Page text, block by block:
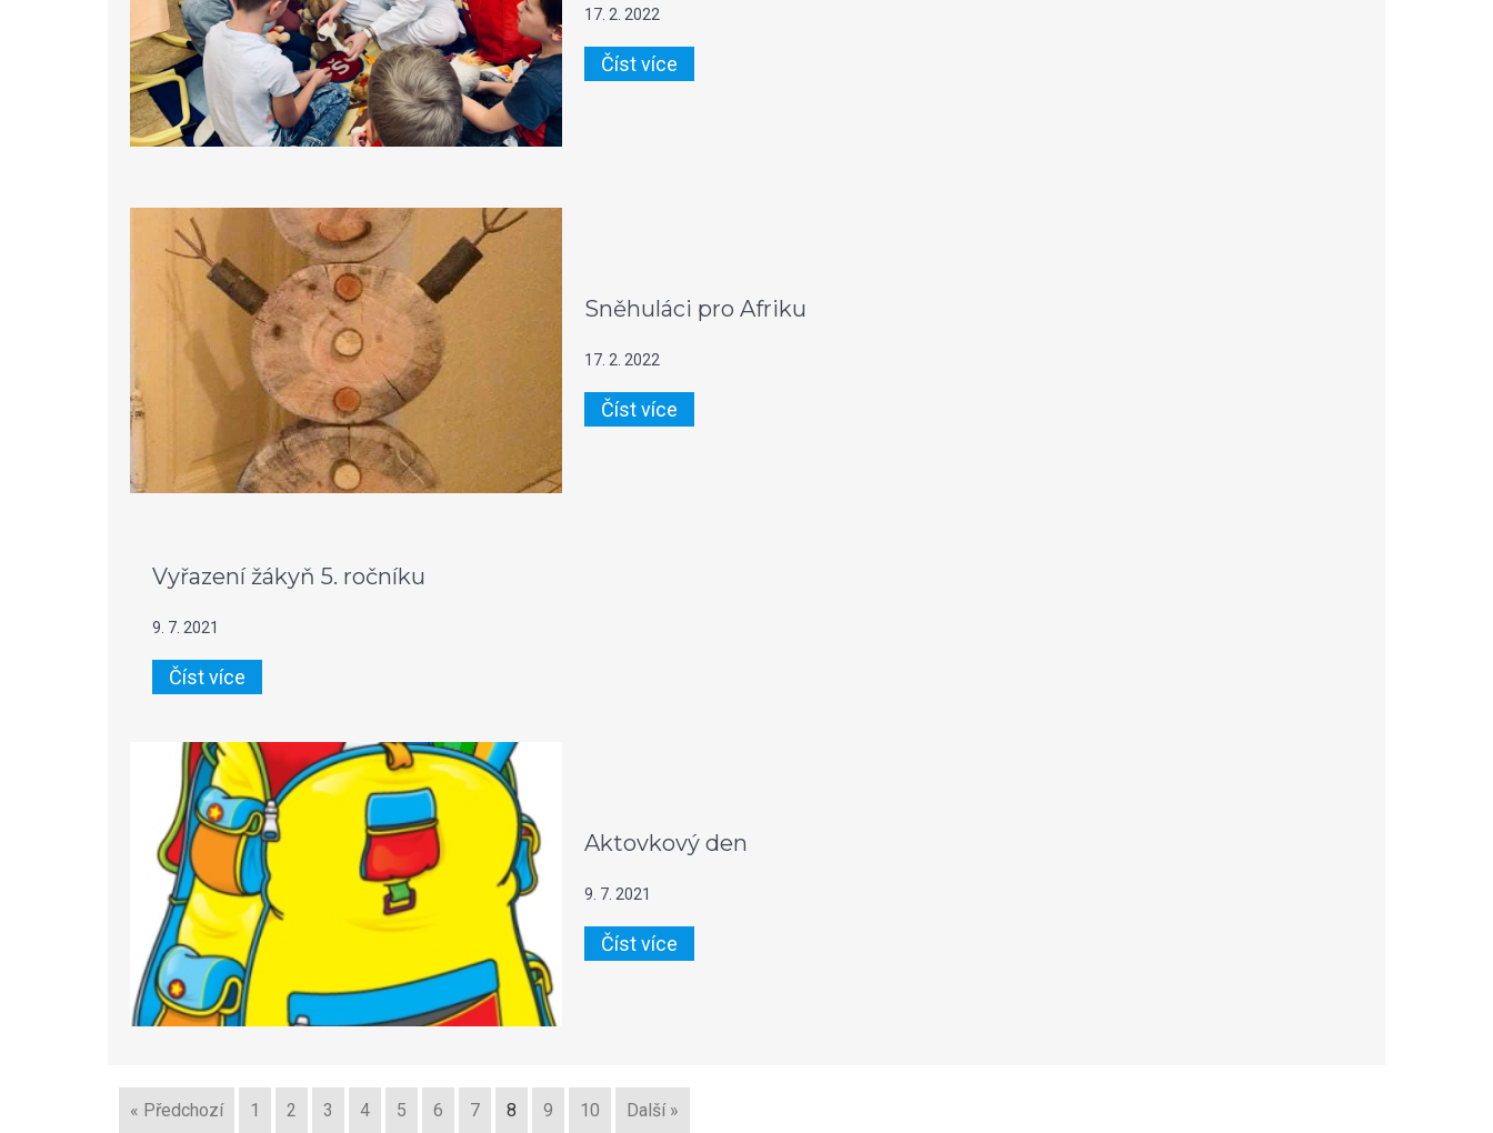
17. 2. 2022
Číst více
Sněhuláci pro Afriku
17. 2. 2022
Číst více
Vyřazení žákyň 5. ročníku
9. 7. 2021
Číst více
Aktovkový den
9. 7. 2021
Číst více
« Předchozí 1 2 3 4 5 6 7 8 9 10 Další »